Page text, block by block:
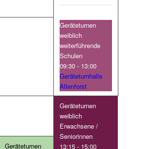
Geräteturnen
weiblich
weiterführende
Schulen
09:30 - 13:00
Geräteturnhalle
Altenforst
Geräteturnen
weiblich
Erwachsene /
Seniorinnen
13:15 - 15:00
Geräteturnen